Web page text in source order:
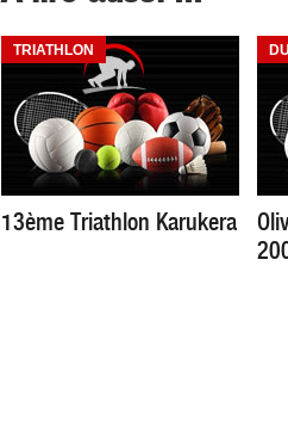
TRIATHLON
13ème Triathlon Karukera